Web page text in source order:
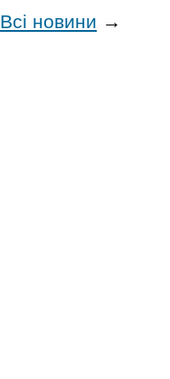
Всі новини →